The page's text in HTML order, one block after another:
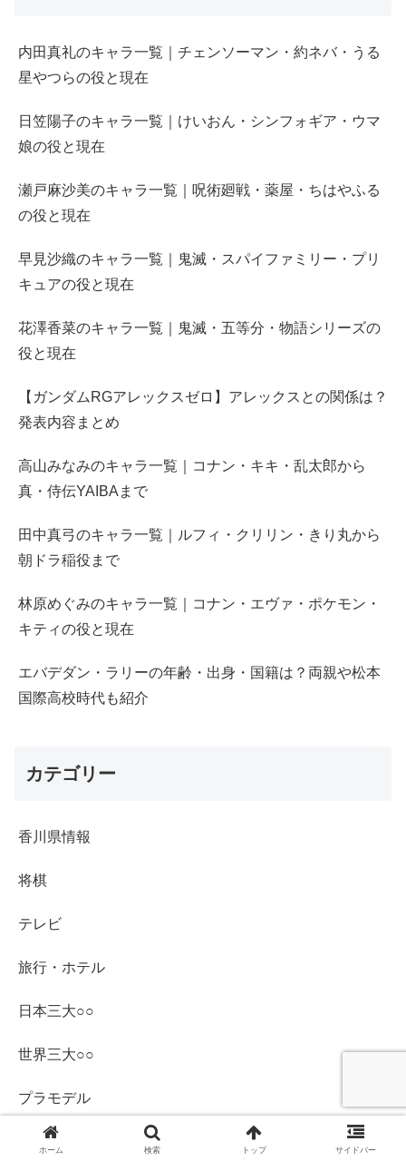
内田真礼のキャラ一覧｜チェンソーマン・約ネバ・うる
星やつらの役と現在
日笠陽子のキャラ一覧｜けいおん・シンフォギア・ウマ
娘の役と現在
瀬戸麻沙美のキャラ一覧｜呪術廻戦・薬屋・ちはやふる
の役と現在
早見沙織のキャラ一覧｜鬼滅・スパイファミリー・プリ
キュアの役と現在
花澤香菜のキャラ一覧｜鬼滅・五等分・物語シリーズの
役と現在
【ガンダムRGアレックスゼロ】アレックスとの関係は？
発表内容まとめ
高山みなみのキャラ一覧｜コナン・キキ・乱太郎から
真・侍伝YAIBAまで
田中真弓のキャラ一覧｜ルフィ・クリリン・きり丸から
朝ドラ稲役まで
林原めぐみのキャラ一覧｜コナン・エヴァ・ポケモン・
キティの役と現在
エバデダン・ラリーの年齢・出身・国籍は？両親や松本
国際高校時代も紹介
カテゴリー
香川県情報
将棋
テレビ
旅行・ホテル
日本三大○○
世界三大○○
プラモデル
PC・スマホ・デジタル機器
ホーム 検索 トップ サイドバー